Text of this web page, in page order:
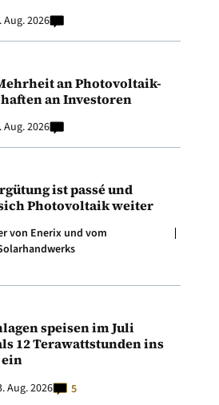
Aug. 2026
an Photovoltaik-
an Investoren
Aug. 2026
ist passé und
Photovoltaik weiter
von Enerix und vom
speisen im Juli
12 Terawattstunden ins
Aug. 2026 5